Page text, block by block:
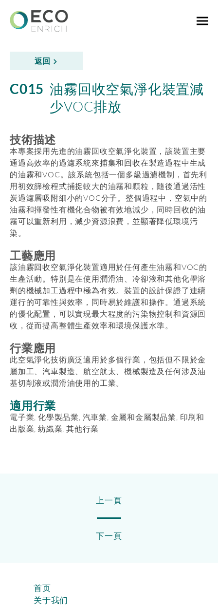
返回
C015 油霧回收空氣淨化裝置減
少VOC排放
技術描述
本專案採用先進的油霧回收空氣淨化裝置，該裝置主要
通過高效率的過濾系統來捕集和回收在製造過程中生成
的油霧和VOC。該系統包括一個多級過濾機制，首先利
用初效篩檢程式捕捉較大的油霧和顆粒，隨後通過活性
炭過濾層吸附細小的VOC分子。整個過程中，空氣中的
油霧和揮發性有機化合物被有效地減少，同時回收的油
霧可以重新利用，減少資源浪費，並顯著降低環境污
染。
工藝應用
該油霧回收空氣淨化裝置適用於任何產生油霧和VOC的
生產活動。特別是在使用潤滑油、冷卻液和其他化學溶
劑的機械加工過程中極為有效。裝置的設計保證了連續
運行的可靠性與效率，同時易於維護和操作。通過系統
的優化配置，可以實現最大程度的污染物控制和資源回
收，從而提高整體生產效率和環境保護水準。
行業應用
此空氣淨化技術廣泛適用於多個行業，包括但不限於金
屬加工、汽車製造、航空航太、機械製造及任何涉及油
基切削液或潤滑油使用的工業。
適用行業
電子業, 化學製品業, 汽車業, 金屬和金屬製品業, 印刷和
出版業, 紡織業, 其他行業
上一頁
下一頁
首页
关于我们